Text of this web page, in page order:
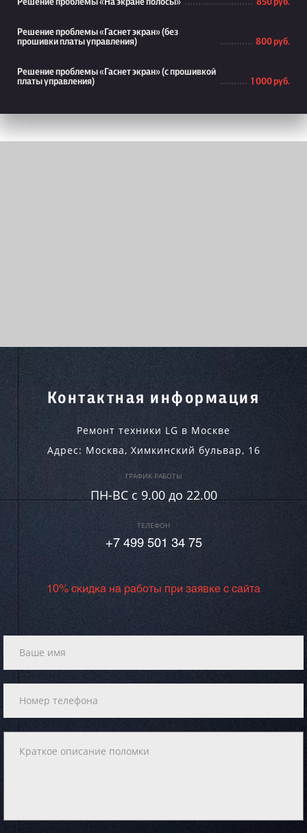
Решение проблемы «На экране полосы» 850 руб.
Решение проблемы «Гаснет экран» (без
прошивки платы управления)
800 руб.
Решение проблемы «Гаснет экран» (с прошивкой
платы управления)
1 000 руб.
Контактная информация
Ремонт техники LG в Москве
Адрес: Москва, Химкинский бульвар, 16
ГРАФИК РАБОТЫ
ПН-ВC c 9.00 до 22.00
ТЕЛЕФОН
+7 499 501 34 75
10% скидка на работы при заявке с сайта